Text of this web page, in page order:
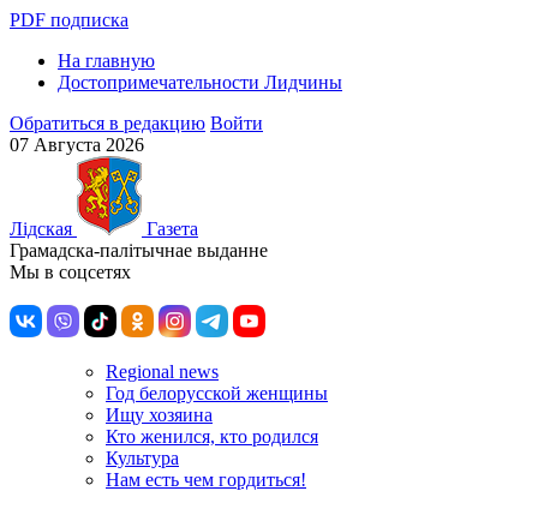
PDF подписка
На главную
Достопримечательности Лидчины
Обратиться в редакцию Войти
07 Августа 2026
Лiдская
Газета
Грамадска-палiтычнае выданне
Мы в соцсетях
Regional news
Год белорусской женщины
Ищу хозяина
Кто женился, кто родился
Культура
Нам есть чем гордиться!